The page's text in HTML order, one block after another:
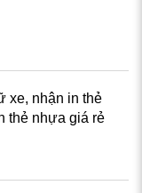
xe, nhận in thẻ
thẻ nhựa giá rẻ